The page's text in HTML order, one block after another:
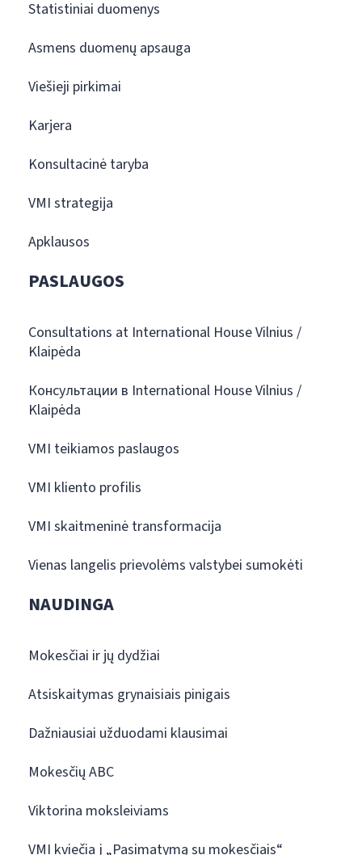
Statistiniai duomenys
Asmens duomenų apsauga
Viešieji pirkimai
Karjera
Konsultacinė taryba
VMI strategija
Apklausos
PASLAUGOS
Consultations at International House Vilnius /
Klaipėda
Консультации в International House Vilnius /
Klaipėda
VMI teikiamos paslaugos
VMI kliento profilis
VMI skaitmeninė transformacija
Vienas langelis prievolėms valstybei sumokėti
NAUDINGA
Mokesčiai ir jų dydžiai
Atsiskaitymas grynaisiais pinigais
Dažniausiai užduodami klausimai
Mokesčių ABC
Viktorina moksleiviams
VMI kviečia į „Pasimatymą su mokesčiais“